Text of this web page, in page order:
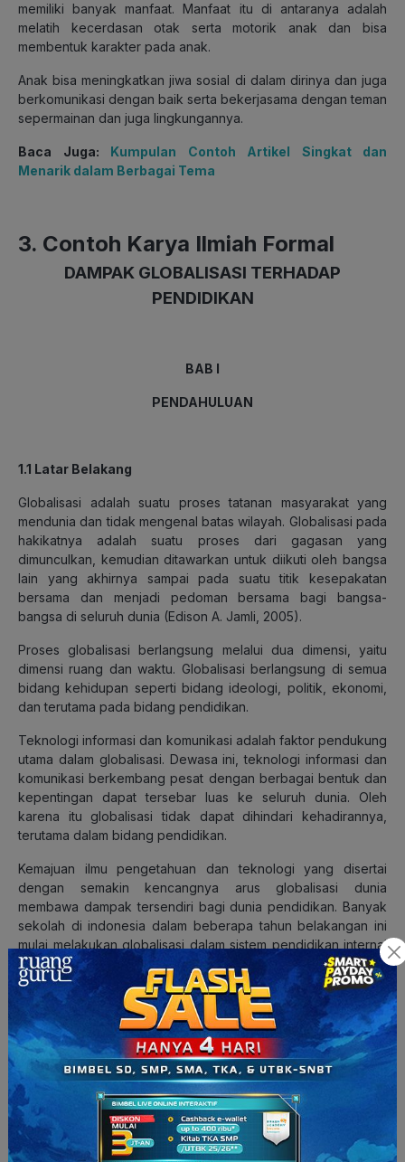
memiliki banyak manfaat. Manfaat itu di antaranya adalah
melatih kecerdasan otak serta motorik anak dan bisa
membentuk karakter pada anak.
Anak bisa meningkatkan jiwa sosial di dalam dirinya dan juga
berkomunikasi dengan baik serta bekerjasama dengan teman
sepermainan dan juga lingkungannya.
Baca Juga: Kumpulan Contoh Artikel Singkat dan
Menarik dalam Berbagai Tema
3. Contoh Karya Ilmiah Formal
DAMPAK GLOBALISASI TERHADAP
PENDIDIKAN
BAB I
PENDAHULUAN
1.1 Latar Belakang
Globalisasi adalah suatu proses tatanan masyarakat yang
mendunia dan tidak mengenal batas wilayah. Globalisasi pada
hakikatnya adalah suatu proses dari gagasan yang
dimunculkan, kemudian ditawarkan untuk diikuti oleh bangsa
lain yang akhirnya sampai pada suatu titik kesepakatan
bersama dan menjadi pedoman bersama bagi bangsa-
bangsa di seluruh dunia (Edison A. Jamli, 2005).
Proses globalisasi berlangsung melalui dua dimensi, yaitu
dimensi ruang dan waktu. Globalisasi berlangsung di semua
bidang kehidupan seperti bidang ideologi, politik, ekonomi,
dan terutama pada bidang pendidikan.
Teknologi informasi dan komunikasi adalah faktor pendukung
utama dalam globalisasi. Dewasa ini, teknologi informasi dan
komunikasi berkembang pesat dengan berbagai bentuk dan
kepentingan dapat tersebar luas ke seluruh dunia. Oleh
karena itu globalisasi tidak dapat dihindari kehadirannya,
terutama dalam bidang pendidikan.
Kemajuan ilmu pengetahuan dan teknologi yang disertai
dengan semakin kencangnya arus globalisasi dunia
membawa dampak tersendiri bagi dunia pendidikan. Banyak
sekolah di indonesia dalam beberapa tahun belakangan ini
mulai melakukan globalisasi dalam sistem pendidikan internal
sekolah.
Hal ini terlihat pada sekolah-sekolah yang dikenal dengan
bilingual school, dengan diterapkannya bahasa asing seperti
bahasa Inggris dan bahasa Mandarin sebagai mata ajar wajib
sekolah. Selain itu berbagai jenjang pendidikan mulai dari
sekolah menengah hingga perguruan tinggi baik negeri
maupun swasta yang membuka program kelas internasional.
Globalisasi pendidikan dilakukan untuk menjawab kebutuhan
pasar akan tenaga kerja berkualitas yang semakin ketat.